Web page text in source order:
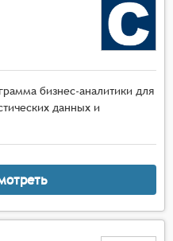
бизнес-аналитики для
данных и